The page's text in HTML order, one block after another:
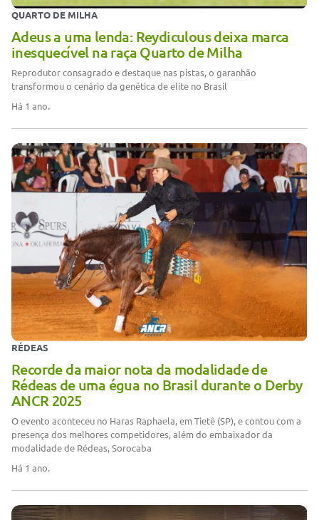
QUARTO DE MILHA
Adeus a uma lenda: Reydiculous deixa marca
inesquecível na raça Quarto de Milha
Reprodutor consagrado e destaque nas pistas, o garanhão
transformou o cenário da genética de elite no Brasil
Há 1 ano.
RÉDEAS
Recorde da maior nota da modalidade de
Rédeas de uma égua no Brasil durante o Derby
ANCR 2025
O evento aconteceu no Haras Raphaela, em Tietê (SP), e contou com a
presença dos melhores competidores, além do embaixador da
modalidade de Rédeas, Sorocaba
Há 1 ano.